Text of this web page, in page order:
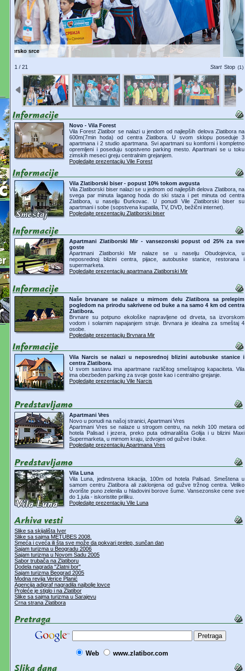
Licidersko srce
2 / 21 Start Stop (5)
Novo - Vila Forest
Vila Forest Zlatibor se nalazi u jendom od najlepših delova Zlatibora na
600m(7min hoda) od centra Zlatibora. U svom sklopu poseduje 3
apartmana i 2 studio apartmana. Svi apartmani su komforni i kompletno
opremljeni i poseduju sopstveno parking mesto. Apartmani se u toku
zimskih meseci greju centralnim grejanjem.
Pogledajte prezentaciju Vile Forest
Vila Zlatiborski biser - popust 10% tokom avgusta
Vila Zlatiborski biser nalazi se u jednom od najlepših delova Zlatibora, na
svega par minuta laganog hoda do ski staza i pet minuta od centra
Zlatibora, u naselju Đurkovac. U ponudi Vile Zlatiborski biser su
apartmani i sobe (sopstvena kupatila, TV, DVD, bežični internet).
Pogledajte prezentaciju Zlatiborski biser
Apartmani Zlatiborski Mir - vansezonski popust od 25% za sve
goste
Apartmani Zlatiborski Mir nalaze se u naselju Obudojevica, u
neposrednoj blizini centra, pijace, autobuske stanice, restorana i
supermarketa.
Pogledajte prezentaciju apartmana Zlatiborski Mir
Naše brvanare se nalaze u mirnom delu Zlatibora sa prelepim
pogledom na prirodu sakrivene od buke a na samo 4 km od centra
Zlatibora.
Brvnare su potpuno ekološke napravljene od drveta, sa izvorskom
vodom i solarnim napajanjem struje. Brvnara je idealna za smeštaj 4
osobe.
Pogledajte prezentaciju Brvnara Mir
Vila Narcis se nalazi u neposrednoj blizini autobuske stanice i
centra Zlatibora.
U svom sastavu ima apartmane različitog smeštajnog kapaciteta. Vila
ima obezbeđen parking za svoje goste kao i centralno grejanje.
Pogledajte prezentaciju Vile Narcis
Apartmani Vres
Novo u ponudi na našoj stranici, Apartmani Vres
Apartmani Vres se nalaze u strogom centru, na nekih 100 metara od
hotela Palisad i jezera, preko puta odmarališta Golija i u blizini Maxi
Supermarketa, u mirnom kraju, izdvojen od gužve i buke.
Pogledajte prezentaciju Apartmana Vres
Vila Luna
Vila Luna, jedinstvena lokacija, 100m od hotela Palisad. Smeštena u
samom centru Zlatibora ali zaklonjena od gužve tržnog centra. Veliko
dvorište puno zelenila u hladovini borove šume. Vansezonske cene sve
do 1.jula - iskoristite priliku.
Pogledajte prezentaciju Vile Luna
Slike sa skijališta Iver
Slike sa sajma METUBES 2008.
Smeća i cveća ili šta sve može da pokvari prelep, sunčan dan
Sajam turizma u Beogradu 2006
Sajam turizma u Novom Sadu 2005
Sabor trubača na Zlatiboru
Dodela nagrada "Zlatni bor"
Sajam turizma Beograd 2005
Modna revija Verice Planić
Agencija adigraf nagradila najbolje lovce
Proleće je stiglo i na Zlatibor
Slike sa sajma turizma u Sarajevu
Crna strana Zlatibora
Web www.zlatibor.com